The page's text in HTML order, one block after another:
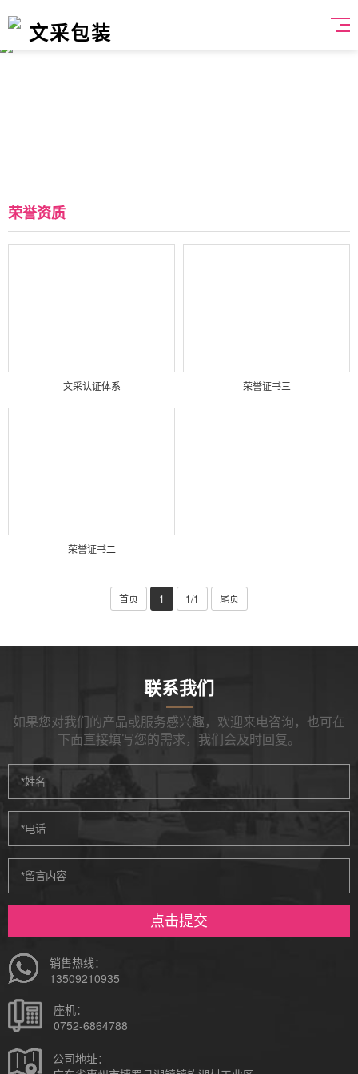
文采包装
荣誉资质
文采认证体系 荣誉证书三
荣誉证书二
首页 1 1/1 尾页
联系我们
如果您对我们的产品或服务感兴趣，欢迎来电咨询，也可在
下面直接填写您的需求，我们会及时回复。
点击提交
销售热线：
13509210935
座机：
0752-6864788
公司地址：